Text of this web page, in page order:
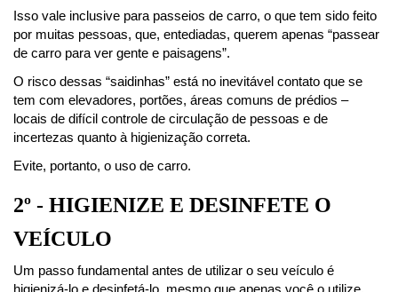
Isso vale inclusive para passeios de carro, o que tem sido feito
por muitas pessoas, que, entediadas, querem apenas “passear
de carro para ver gente e paisagens”.
O risco dessas “saidinhas” está no inevitável contato que se
tem com elevadores, portões, áreas comuns de prédios –
locais de difícil controle de circulação de pessoas e de
incertezas quanto à higienização correta.
Evite, portanto, o uso de carro.
2º - HIGIENIZE E DESINFETE O
VEÍCULO
Um passo fundamental antes de utilizar o seu veículo é